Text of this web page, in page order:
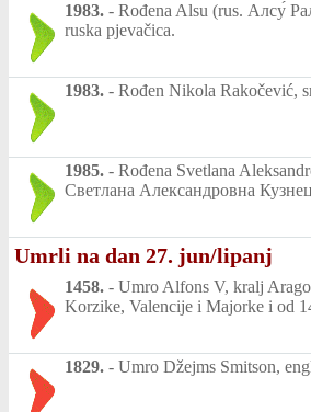
1983. - Rođena Alsu (rus. Алсу́
ruska pjevačica.
1983. - Rođen Nikola Rakočević,
1985. - Rođena Svetlana
Светлана Александровна
Umrli na dan 27. jun/lipanj
1458. - Umro Alfons V, kralj
Korzike, Valencije i Majorke i od
1829. - Umro Džejms Smitson,